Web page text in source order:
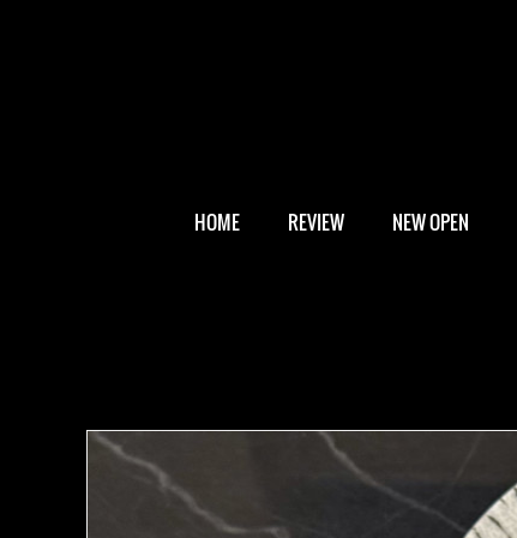
HOME REVIEW NEW OPEN